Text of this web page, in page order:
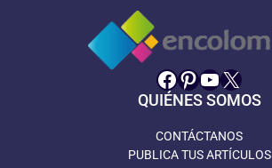
Facebook
Pinterest
YouTube
X
QUIÉNES SOMOS
CONTÁCTANOS
PUBLICA TUS ARTÍCULOS